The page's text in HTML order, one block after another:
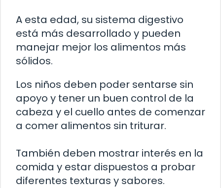
A esta edad, su sistema digestivo
está más desarrollado y pueden
manejar mejor los alimentos más
sólidos.
Los niños deben poder sentarse sin
apoyo y tener un buen control de la
cabeza y el cuello antes de comenzar
a comer alimentos sin triturar.
También deben mostrar interés en la
comida y estar dispuestos a probar
diferentes texturas y sabores.